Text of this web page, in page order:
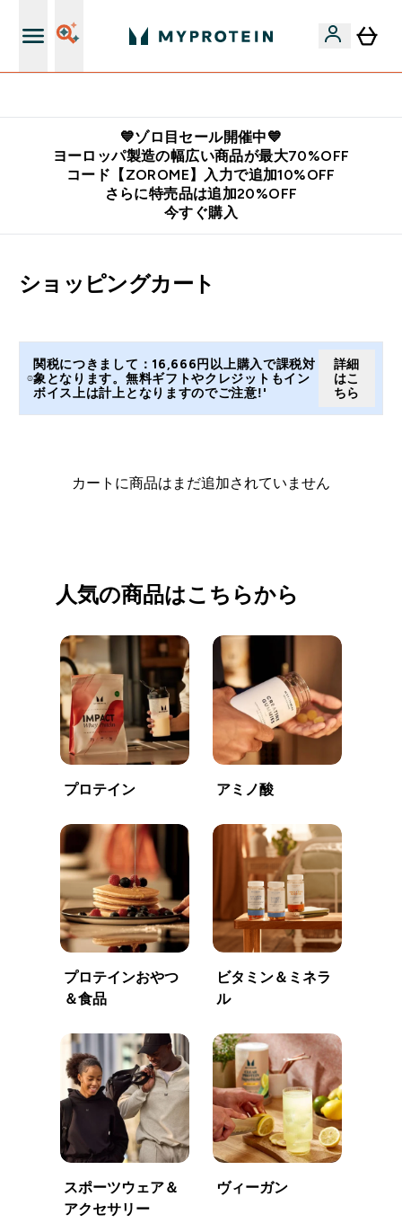
💙ゾロ目セール開催中💙
ヨーロッパ製造の幅広い商品が最大70%OFF
コード【ZOROME】入力で追加10%OFF
さらに特売品は追加20%OFF
今すぐ購入
ショッピングカート
関税につきまして：16,666円以上購入で課税対
象となります。無料ギフトやクレジットもイン
ボイス上は計上となりますのでご注意!'
詳細
はこ
ちら
カートに商品はまだ追加されていません
人気の商品はこちらから
プロテイン アミノ酸
プロテインおやつ
＆食品
ビタミン＆ミネラ
ル
スポーツウェア＆
アクセサリー
ヴィーガン